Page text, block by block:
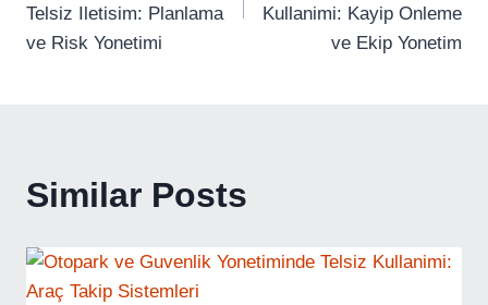
Telsiz Iletisim: Planlama
ve Risk Yonetimi
Kullanimi: Kayip Onleme
ve Ekip Yonetim
Similar Posts